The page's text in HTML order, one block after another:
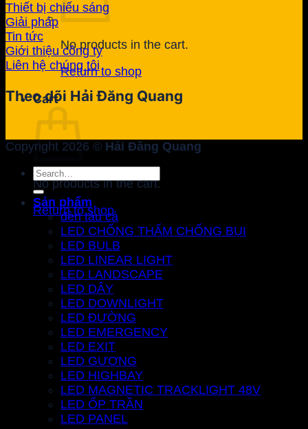
No products in the cart.
Return to shop
Cart
No products in the cart.
Return to shop
Thiết bị chiếu sáng
Giải pháp
Tin tức
Giới thiệu công ty
Liên hệ chúng tôi
Theo dõi Hải Đăng Quang
Copyright 2026 © Hải Đăng Quang
Search
for:
Sản phẩm
đèn tàu cá
LED CHỐNG THẤM CHỐNG BỤI
LED BULB
LED LINEAR LIGHT
LED LANDSCAPE
LED DÂY
LED DOWNLIGHT
LED ĐƯỜNG
LED EMERGENCY
LED EXIT
LED GƯƠNG
LED HIGHBAY
LED MAGNETIC TRACKLIGHT 48V
LED ỐP TRẦN
LED PANEL